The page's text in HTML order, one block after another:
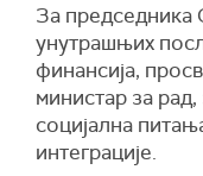
За председника
унутрашњих
финансија,
министар за
социјална
интеграције.